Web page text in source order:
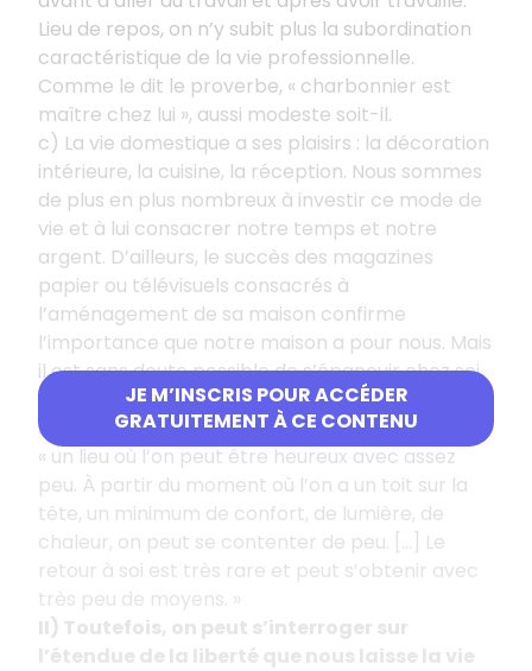
JE M’INSCRIS POUR ACCÉDER
GRATUITEMENT À CE CONTENU
Lieu de repos, on n’y subit plus la subordination
caractéristique de la vie professionnelle.
Comme le dit le proverbe, « charbonnier est
maître chez lui », aussi modeste soit-il.
c) La vie domestique a ses plaisirs : la décoration
intérieure, la cuisine, la réception. Nous sommes
de plus en plus nombreux à investir ce mode de
vie et à lui consacrer notre temps et notre
argent. D’ailleurs, le succès des magazines
papier ou télévisuels consacrés à
l’aménagement de sa maison confirme
l’importance que notre maison a pour nous. Mais
il est sans doute possible de s’épanouir chez soi
sans verser dans le consumérisme. Dans
soi
, Mona Chollet soutient ainsi que la maison est
« un lieu où l’on peut être heureux avec assez
peu. À partir du moment où l’on a un toit sur la
tête, un minimum de confort, de lumière, de
chaleur, on peut se contenter de peu. […] Le
retour à soi est très rare et peut s’obtenir avec
très peu de moyens. »
II) Toutefois, on peut s’interroger sur
l’étendue de la liberté que nous laisse la vie